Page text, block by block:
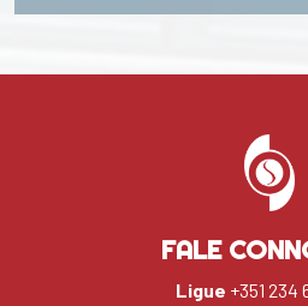
FALE
Ligue +351 234